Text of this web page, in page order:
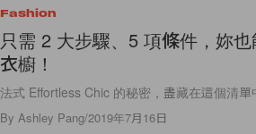
Fashion
只需 2 大步驟、5 項條件，妳
衣櫥！
法式 Effortless Chic 的秘密，盡藏在這個清單
By Ashley Pang/2019年7月16日